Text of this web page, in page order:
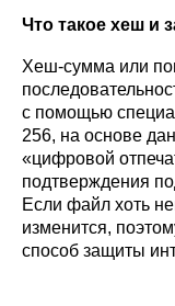
Что такое хеш и
Хеш-сумма или
с помощью
256, на основе
«цифровой
подтверждения
Если файл хоть
изменится,
способ защиты